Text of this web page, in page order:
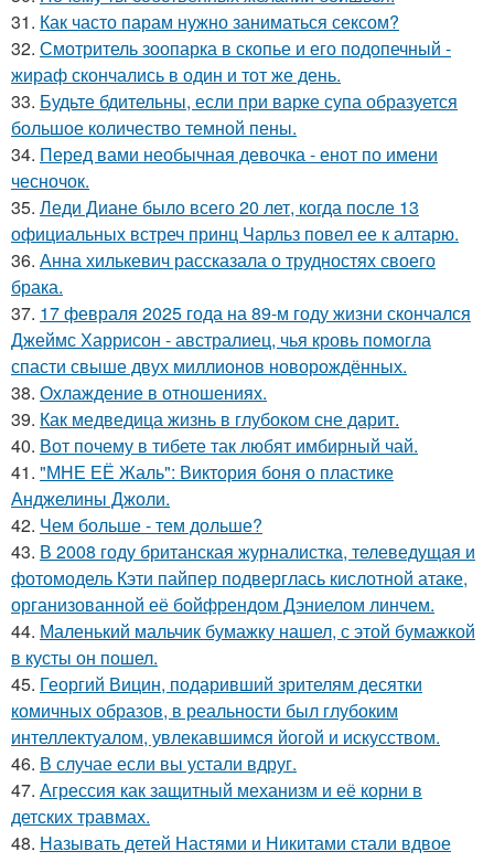
31. Как часто парам нужно заниматься сексом?
32. Смотритель зоопарка в скопье и его подопечный -
жираф скончались в один и тот же день.
33. Будьте бдительны, если при варке супа образуется
большое количество темной пены.
34. Перед вами необычная девочка - енот по имени
чесночок.
35. Леди Диане было всего 20 лет, когда после 13
официальных встреч принц Чарльз повел ее к алтарю.
36. Анна хилькевич рассказала о трудностях своего
брака.
37. 17 февраля 2025 года на 89-м году жизни скончался
Джеймс Харрисон - австралиец, чья кровь помогла
спасти свыше двух миллионов новорождённых.
38. Охлаждение в отношениях.
39. Как медведица жизнь в глубоком сне дарит.
40. Вот почему в тибете так любят имбирный чай.
41. "МНЕ ЕЁ Жаль": Виктория боня о пластике
Анджелины Джоли.
42. Чем больше - тем дольше?
43. В 2008 году британская журналистка, телеведущая и
фотомодель Кэти пайпер подверглась кислотной атаке,
организованной её бойфрендом Дэниелом линчем.
44. Маленький мальчик бумажку нашел, с этой бумажкой
в кусты он пошел.
45. Георгий Вицин, подаривший зрителям десятки
комичных образов, в реальности был глубоким
интеллектуалом, увлекавшимся йогой и искусством.
46. В случае если вы устали вдруг.
47. Агрессия как защитный механизм и её корни в
детских травмах.
48. Называть детей Настями и Никитами стали вдвое